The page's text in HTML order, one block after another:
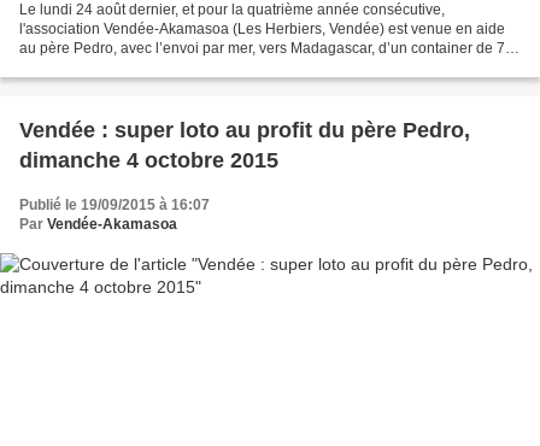
Le lundi 24 août dernier, et pour la quatrième année consécutive,
l'association Vendée-Akamasoa (Les Herbiers, Vendée) est venue en aide
au père Pedro, avec l’envoi par mer, vers Madagascar, d’un container de 70
Vendée : super loto au profit du père Pedro,
dimanche 4 octobre 2015
Publié le 19/09/2015 à 16:07
Par Vendée-Akamasoa